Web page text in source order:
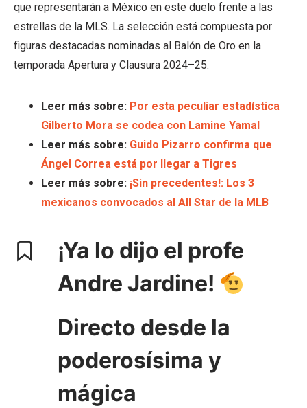
que representarán a México en este duelo frente a las
estrellas de la MLS. La selección está compuesta por
figuras destacadas nominadas al Balón de Oro en la
temporada Apertura y Clausura 2024–25.
Leer más sobre: Por esta peculiar estadística
Gilberto Mora se codea con Lamine Yamal
Leer más sobre: Guido Pizarro confirma que
Ángel Correa está por llegar a Tigres
Leer más sobre: ¡Sin precedentes!: Los 3
mexicanos convocados al All Star de la MLB
¡Ya lo dijo el profe
Andre Jardine!
Directo desde la
poderosísima y
mágica